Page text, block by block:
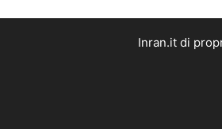
Inran.it di